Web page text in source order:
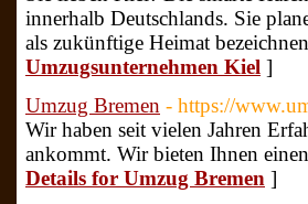
innerhalb Deutschlands. Sie
als zukünftige Heimat
Umzugsunternehmen Kiel ]
Umzug Bremen - https://
Wir haben seit vielen Jahren
ankommt. Wir bieten Ihnen
Details for Umzug Bremen ]